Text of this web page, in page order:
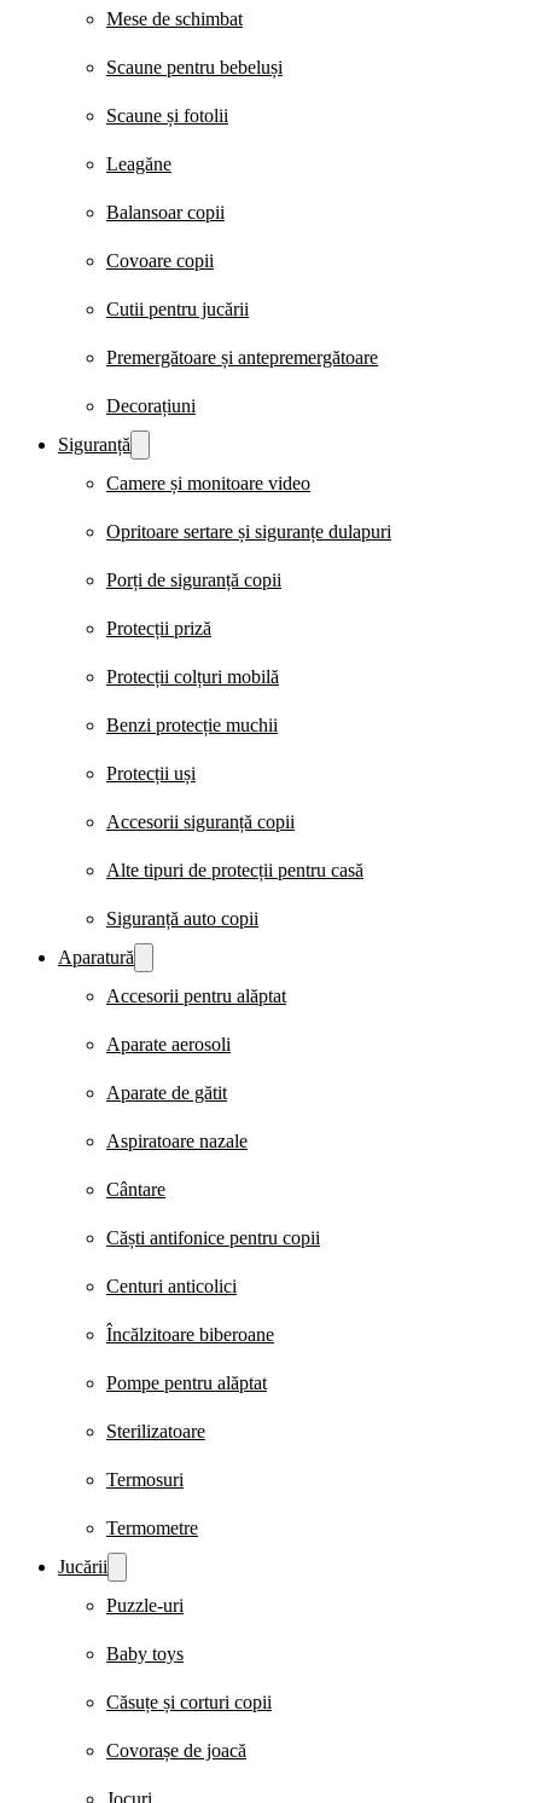
Mese de schimbat
Scaune pentru bebeluși
Scaune și fotolii
Leagăne
Balansoar copii
Covoare copii
Cutii pentru jucării
Premergătoare și antepremergătoare
Decorațiuni
Siguranță
Camere și monitoare video
Opritoare sertare și siguranțe dulapuri
Porți de siguranță copii
Protecții priză
Protecții colțuri mobilă
Benzi protecție muchii
Protecții uși
Accesorii siguranță copii
Alte tipuri de protecții pentru casă
Siguranță auto copii
Aparatură
Accesorii pentru alăptat
Aparate aerosoli
Aparate de gătit
Aspiratoare nazale
Cântare
Căști antifonice pentru copii
Centuri anticolici
Încălzitoare biberoane
Pompe pentru alăptat
Sterilizatoare
Termosuri
Termometre
Jucării
Puzzle-uri
Baby toys
Căsuțe și corturi copii
Covorașe de joacă
Jocuri